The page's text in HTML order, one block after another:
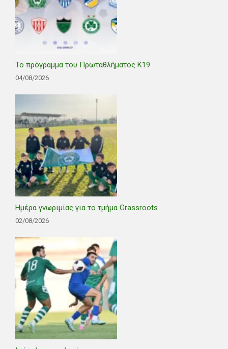
Το πρόγραμμα του Πρωταθλήματος Κ19
04/08/2026
Ημέρα γνωριμίας για το τμήμα Grassroots
02/08/2026